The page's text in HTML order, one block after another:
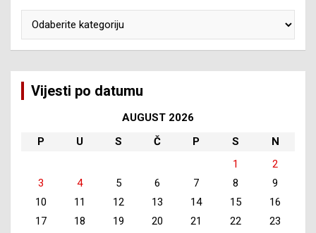
Vijesti po datumu
AUGUST 2026
P
U S Č P S
N
1
2
3
4 5 6 7 8
9
10
11 12 13 14 15
16
17
18 19 20 21 22
23